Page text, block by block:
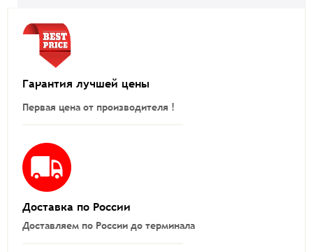
Гарантия лучшей цены
Первая цена от производителя !
Доставка по России
Доставляем по России до терминала